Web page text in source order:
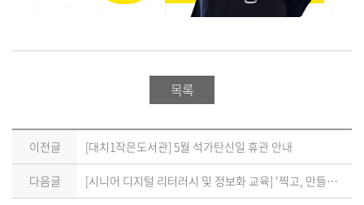
목록
이전글 [대치1작은도서관] 5월 석가탄신일 휴관 안내
다음글 [시니어 디지털 리터러시 및 정보화 교육] '찍고, 만들고, 지키는 스마트폰 활용 교실' 안내